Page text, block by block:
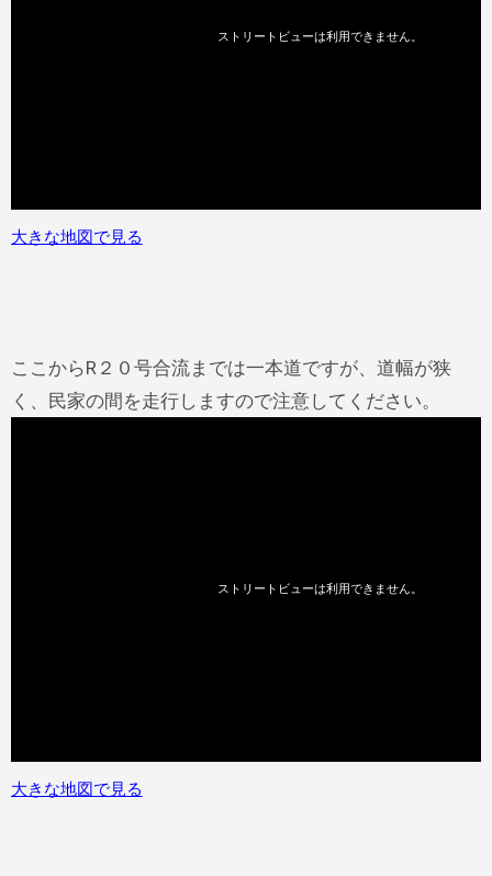
大きな地図で見る
ここからR２０号合流までは一本道ですが、道幅が狭
く、民家の間を走行しますので注意してください。
大きな地図で見る